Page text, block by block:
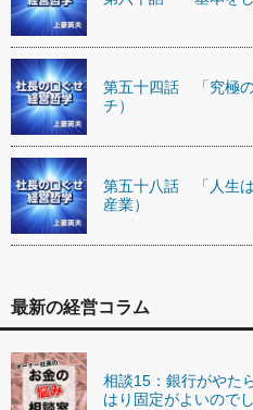
第五十四話 「究極
チ）
第五十八話 「人生
産業）
最新の経営コラム
相談15：銀行がやた
はり固定がよいので